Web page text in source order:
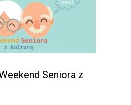
Seniora z